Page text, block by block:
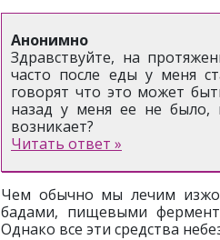
Анонимно
Здравствуйте, на
часто после еды у меня
говорят что это может
назад у меня ее не было,
возникает?
Читать ответ »
Чем обычно мы лечим
бадами, пищевыми
Однако все эти средства